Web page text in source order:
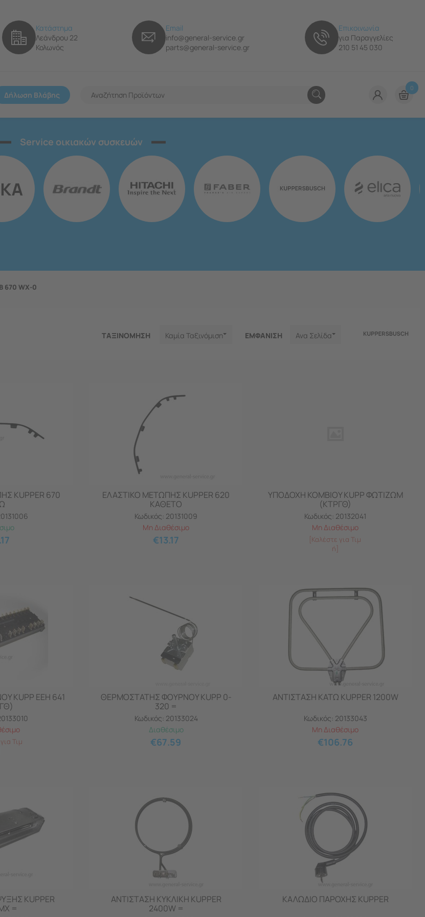
Κατάστημα
Λεάνδρου 22
Κολωνός
Email
info@general-service.gr
parts@general-service.gr
Επικοινωνία
για Παραγγελίες
210 51 45 030
Δήλωση Βλάβης
0
Service οικιακών συσκευών
670 WX-0
ΤΑΞΙΝΟΜΗΣΗ Καμία Ταξινόμιση ΕΜΦΑNΙΣΗ Ανα Σελίδα
KUPPER 670
ΕΛΑΣΤΙΚΟ ΜΕΤΩΠΗΣ KUPPER 620
ΚΑΘΕΤΟ
Κωδικός: 20131009
Μη Διαθέσιμο
€13.17
ΥΠΟΔΟΧΗ ΚΟΜΒΙΟΥ KUPP ΦΩΤΙΖΩΜ
(ΚΤΡΓΘ)
Κωδικός: 20132041
Μη Διαθέσιμο
[Καλέστε για Τιμ
ή]
KUPP EEH 641
Τιμ
ΘΕΡΜΟΣΤΑΤΗΣ ΦΟΥΡΝΟΥ KUPP 0-
320 =
Κωδικός: 20133024
Διαθέσιμο
€67.59
ΑΝΤΙΣΤΑΣΗ ΚΑΤΩ KUPPER 1200W
Κωδικός: 20133043
Μη Διαθέσιμο
€106.76
KUPPER
=
ΑΝΤΙΣΤΑΣΗ ΚΥΚΛΙΚΗ KUPPER
2400W =
ΚΑΛΩΔΙΟ ΠΑΡΟΧΗΣ KUPPER